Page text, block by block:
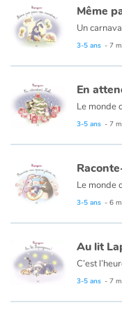
Catalogue anglais
Contraste +
Accueil
Famille
Médiathèques
Vidéos & Tutoriaux
3-5 ans - 7
En
3-5 ans - 7
3-5 ans - 6
Au lit
3-5 ans - 7